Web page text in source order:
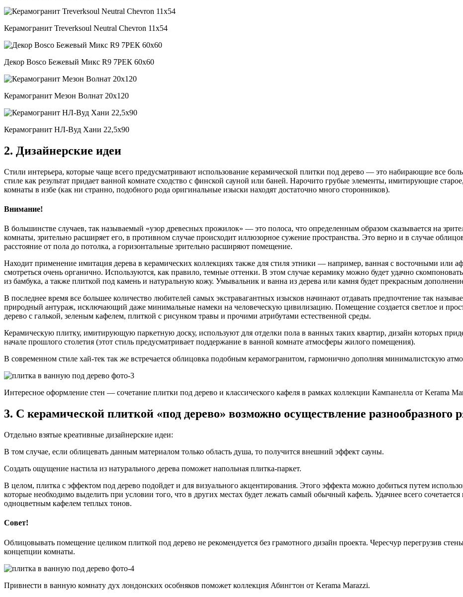
Керамогранит Treverksoul Neutral Chevron 11х54
Декор Bosco Бежевый Микс R9 7РЕК 60х60
Керамогранит Мезон Волнат 20х120
Керамогранит НЛ-Вуд Хани 22,5х90
2. Дизайнерские идеи
Стили интерьера, которые чаще всего предусматривают использование керамической плитки под дерево — это набирающие все
стиле как результат придает ванной комнате сходство с финской сауной или баней. Нарочито грубые элементы, имитирующие
комнаты в избе (как ни странно, подобного рода оригинальные изыски находят достаточно много сторонников).
Внимание!
В большинстве случаев, так называемый «узор древесных прожилок» — это полоса, что определенным образом сказывается на
комнаты, зрительно расширяет его, в противном случае происходит иллюзорное сужение пространства. Это верно и в случае
расстояние от пола до потолка, а горизонтальные зрительно расширяют помещение.
Находит применение имитация дерева в керамических коллекциях также для стиля этники — например, ванная с восточными или
смотреться очень органично. Используются, как правило, темные оттенки. В этом случае керамику можно будет удачно
из бамбука, а также плиткой под камень и натуральную кожу. Умывальник и ванна из дерева или камня будет прекрасным
В последнее время все большее количество любителей самых экстравагантных изысков начинают отдавать предпочтение так
природный антураж, исключающий даже минимальные намеки на человеческую цивилизацию. Помещение создается светлое и
дерево с галькой, зеленым кафелем, плиткой с рисунком травы и прочими атрибутами естественной среды.
Керамическую плитку, имитирующую паркетную доску, используют для отделки пола в ванных таких квартир, дизайн которых
начале прошлого столетия (этот стиль предусматривает поддержание в ванной комнате атмосферы жилого помещения).
В современном стиле хай-тек так же встречается облицовка подобным керамогранитом, гармонично дополняя минималистскую
Интересное оформление стен — сочетание плитки под дерево и классического кафеля в рамках коллекции Кампанелла от Kerama
3. С керамической плиткой «под дерево» возможно осуществление
Отдельно взятые креативные дизайнерские идеи:
В том случае, если облицевать данным материалом только область душа, то получится внешний эффект сауны.
Создать ощущение настила из натурального дерева поможет напольная плитка-паркет.
В целом, плитка с эффектом под дерево подойдет и для визуального акцентирования. Этого эффекта можно добиться путем
которые необходимо выделить при условии того, что в других местах будет лежать самый обычный кафель. Удачнее всего
одноцветным кафелем теплых тонов.
Совет!
Облицовывать помещение целиком плиткой под дерево не рекомендуется без грамотного дизайн проекта. Чересчур перегрузив
концепции комнаты.
Привнести в ванную комнату дух лондонских особняков поможет коллекция Абингтон от Kerama Marazzi.